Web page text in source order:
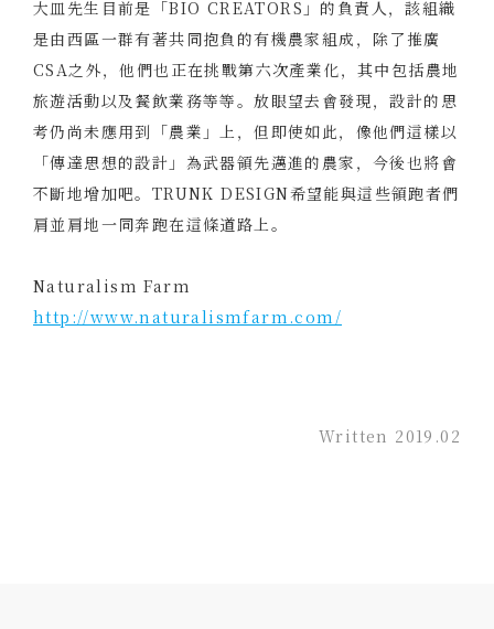
大皿先生目前是「BIO CREATORS」的負責人，該組織
是由西區一群有著共同抱負的有機農家組成，除了推廣
CSA之外，他們也正在挑戰第六次產業化，其中包括農地
旅遊活動以及餐飲業務等等。放眼望去會發現，設計的思
考仍尚未應用到「農業」上，但即使如此，像他們這樣以
「傳達思想的設計」為武器領先邁進的農家，今後也將會
不斷地增加吧。TRUNK DESIGN希望能與這些領跑者們
肩並肩地一同奔跑在這條道路上。
Naturalism Farm
http://www.naturalismfarm.com/
Written 2019.02